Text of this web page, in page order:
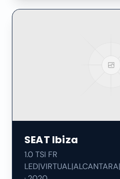
SEAT Ibiza
1.0 TSI FR